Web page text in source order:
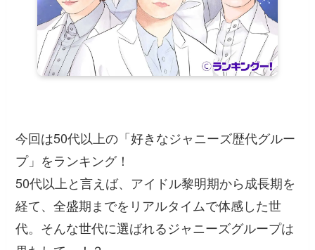
今回は50代以上の「好きなジャニーズ歴代グルー
プ」をランキング！
50代以上と言えば、アイドル黎明期から成長期を
経て、全盛期までをリアルタイムで体感した世
代。そんな世代に選ばれるジャニーズグループは